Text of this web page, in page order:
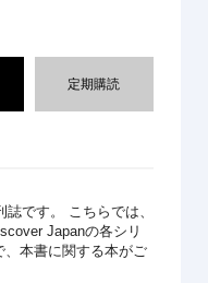
定期購読
です。 こちらでは、
Japanの各シリ
本書に関する本がご